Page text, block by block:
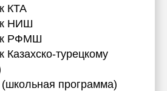
КТА
к НИШ
к РФМШ
Казахско-турецкому
программа)